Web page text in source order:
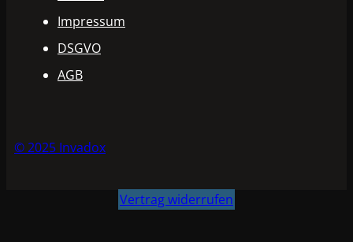
Impressum
DSGVO
AGB
© 2025 Invadox
Vertrag widerrufen